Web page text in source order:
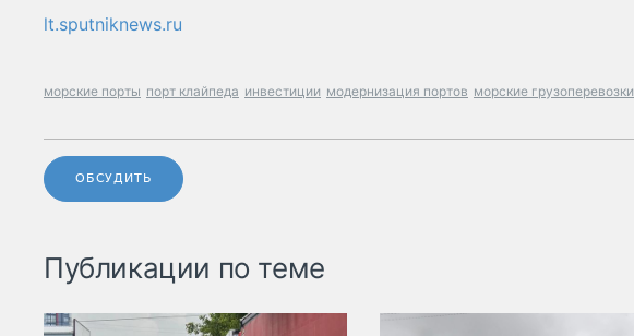
lt.sputniknews.ru
морские порты порт клайпеда инвестиции модернизация портов морские грузоперевозки
ОБСУДИТЬ
Публикации по теме